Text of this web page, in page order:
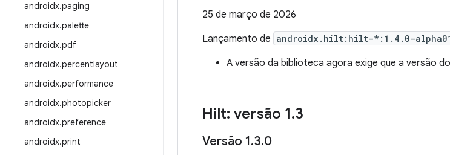
androidx.paging
androidx.palette
androidx.pdf
androidx.percentlayout
androidx.performance
androidx.photopicker
androidx.preference
androidx.print
25 de março de 2026
Lançamento de androidx.hilt:hilt-*:1.4.0-
A versão da biblioteca agora exige que a versão
Hilt: versão 1.3
Versão 1.3.0